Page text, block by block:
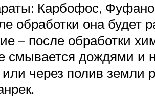
Карбофос,
обработки она будет
– после обработки
смывается дождями и
через полив